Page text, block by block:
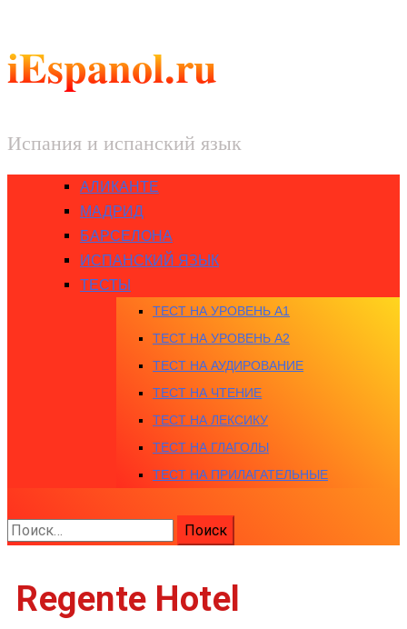
iEspanol.ru
Испания и испанский язык
АЛИКАНТЕ
МАДРИД
БАРСЕЛОНА
ИСПАНСКИЙ ЯЗЫК
ТЕСТЫ
ТЕСТ НА УРОВЕНЬ A1
ТЕСТ НА УРОВЕНЬ A2
ТЕСТ НА АУДИРОВАНИЕ
ТЕСТ НА ЧТЕНИЕ
ТЕСТ НА ЛЕКСИКУ
ТЕСТ НА ГЛАГОЛЫ
ТЕСТ НА ПРИЛАГАТЕЛЬНЫЕ
Найти:
Regente Hotel